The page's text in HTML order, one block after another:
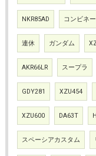
NKR85AD コンビネ
連休 ガンダム
AKR66LR スープラ
GDY281 XZU454
XZU600 DA63T
スペーシアカスタム